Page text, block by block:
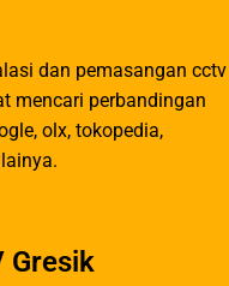
dan pemasangan cctv
mencari perbandingan
olx, tokopedia,
Gresik